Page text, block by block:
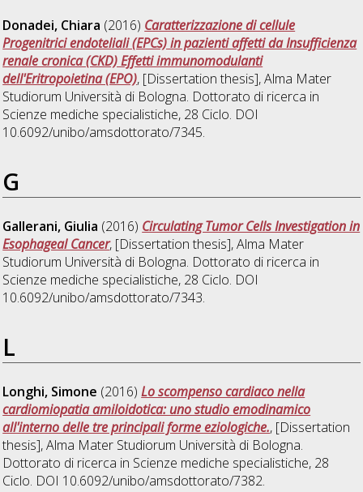
Donadei, Chiara (2016) Caratterizzazione di cellule
Progenitrici endoteliali (EPCs) in pazienti affetti da Insufficienza
renale cronica (CKD) Effetti immunomodulanti
dell'Eritropoietina (EPO), [Dissertation thesis], Alma Mater
Studiorum Università di Bologna. Dottorato di ricerca in
Scienze mediche specialistiche, 28 Ciclo. DOI
10.6092/unibo/amsdottorato/7345.
G
Gallerani, Giulia (2016) Circulating Tumor Cells Investigation in
Esophageal Cancer, [Dissertation thesis], Alma Mater
Studiorum Università di Bologna. Dottorato di ricerca in
Scienze mediche specialistiche, 28 Ciclo. DOI
10.6092/unibo/amsdottorato/7343.
L
Longhi, Simone (2016)Lo scompenso cardiaco nella
cardiomiopatia amiloidotica: uno studio emodinamico
all'interno delle tre principali forme eziologiche., [Dissertation
thesis], Alma Mater Studiorum Università di Bologna.
Dottorato di ricerca in Scienze mediche specialistiche, 28
Ciclo. DOI 10.6092/unibo/amsdottorato/7382.